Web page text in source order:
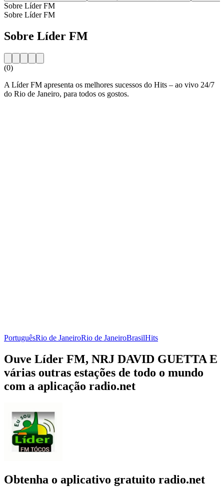
Sobre Líder FM
Sobre Líder FM
Sobre Líder FM
(0)
A Líder FM apresenta os melhores sucessos do Hits – ao vivo 24/7
do Rio de Janeiro, para todos os gostos.
PortuguêsRio de JaneiroRio de JaneiroBrasilHits
Ouve Líder FM, NRJ DAVID GUETTA E
várias outras estações de todo o mundo
com a aplicação radio.net
Obtenha o aplicativo gratuito radio.net